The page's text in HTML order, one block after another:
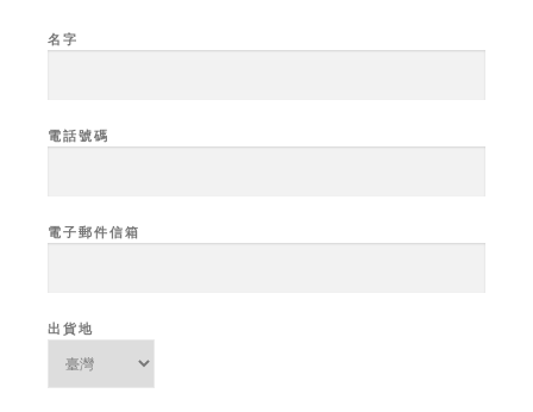
名字
電話號碼
電子郵件信箱
出貨地